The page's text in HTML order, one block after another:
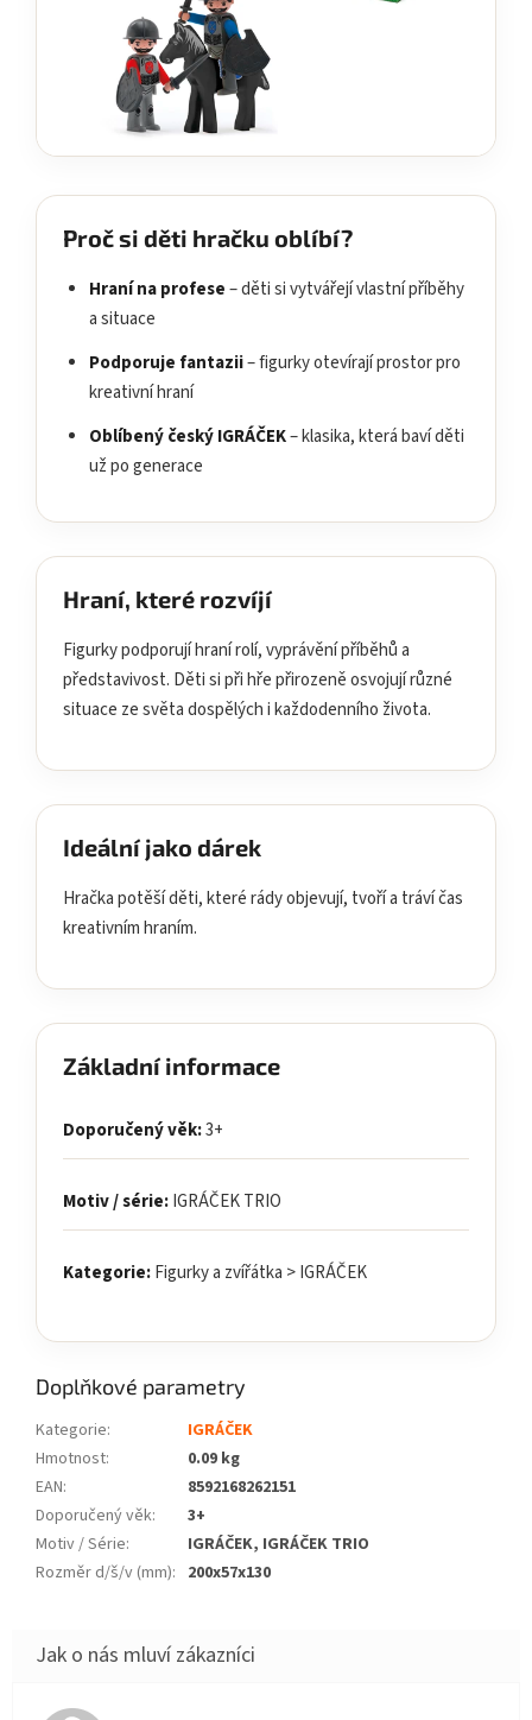
Proč si děti hračku oblíbí?
Hraní na profese– děti si vytvářejí vlastní příběhy
a situace
Podporuje fantazii– figurky otevírají prostor pro
kreativní hraní
Oblíbený český IGRÁČEK– klasika, která baví děti
už po generace
Hraní, které rozvíjí
Figurky podporují hraní rolí, vyprávění příběhů a
představivost. Děti si při hře přirozeně osvojují různé
situace ze světa dospělých i každodenního života.
Ideální jako dárek
Hračka potěší děti, které rády objevují, tvoří a tráví čas
kreativním hraním.
Základní informace
Doporučený věk:3+
Motiv / série:IGRÁČEK TRIO
Kategorie:Figurky a zvířátka > IGRÁČEK
Doplňkové parametry
Kategorie:
IGRÁČEK
Hmotnost:
0.09 kg
EAN:
8592168262151
Doporučený věk:
3+
Motiv / Série:
IGRÁČEK, IGRÁČEK TRIO
Rozměr d/š/v (mm): 200x57x130